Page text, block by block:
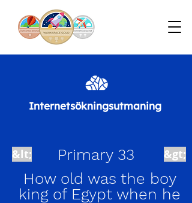
Internetsökningsutmaning
Primary 33 &gt;
&lt;
How old was the boy
king of Egypt when he